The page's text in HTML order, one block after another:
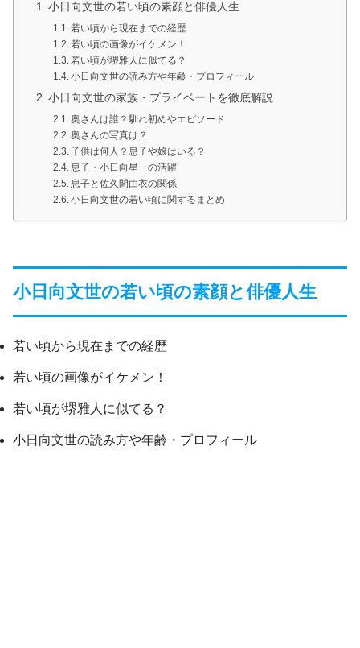
小日向文世の若い頃の素顔と俳優人生
若い頃から現在までの経歴
若い頃の画像がイケメン！
若い頃が堺雅人に似てる？
小日向文世の読み方や年齢・プロフィール
小日向文世の家族・プライベートを徹底解説
奥さんは誰？馴れ初めやエピソード
奥さんの写真は？
子供は何人？息子や娘はいる？
息子・小日向星一の活躍
息子と佐久間由衣の関係
小日向文世の若い頃に関するまとめ
小日向文世の若い頃の素顔と俳優人生
若い頃から現在までの経歴
若い頃の画像がイケメン！
若い頃が堺雅人に似てる？
小日向文世の読み方や年齢・プロフィール